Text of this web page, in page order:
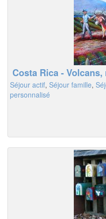
Costa Rica -
Séjour actif, Séjour famille,
personnalisé